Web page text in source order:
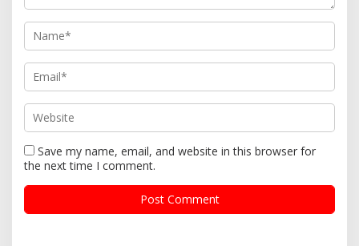
Save my name, email, and website in this browser for
the next time I comment.